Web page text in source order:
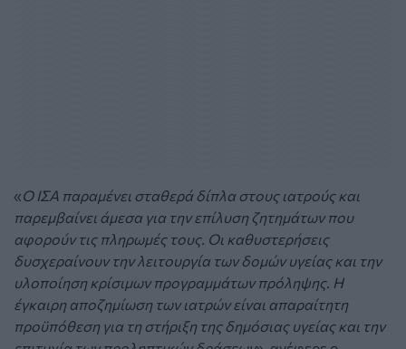
«Ο ΙΣΑ παραμένει σταθερά δίπλα στους ιατρούς και
παρεμβαίνει άμεσα για την επίλυση ζητημάτων που
αφορούν τις πληρωμές τους. Οι καθυστερήσεις
δυσχεραίνουν την λειτουργία των δομών υγείας και την
υλοποίηση κρίσιμων προγραμμάτων πρόληψης. Η
έγκαιρη αποζημίωση των ιατρών είναι απαραίτητη
προϋπόθεση για τη στήριξη της δημόσιας υγείας και την